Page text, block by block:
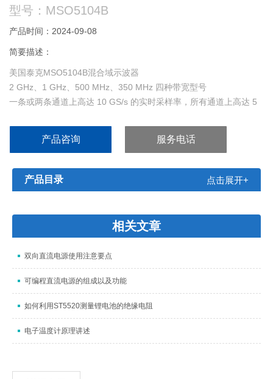
型号：MSO5104B
产品时间：2024-09-08
简要描述：
美国泰克MSO5104B混合域示波器
2 GHz、1 GHz、500 MHz、350 MHz 四种带宽型号
一条或两条通道上高达 10 GS/s 的实时采样率，所有通道上高达 5
zoom&amp;amp;amp;amp;amp;amp;amp;amp;amp;amp;trade;
产品咨询 服务电话
产品目录 点击展开+
相关文章
双向直流电源使用注意要点
可编程直流电源的组成以及功能
如何利用ST5520测量锂电池的绝缘电阻
电子温度计原理讲述